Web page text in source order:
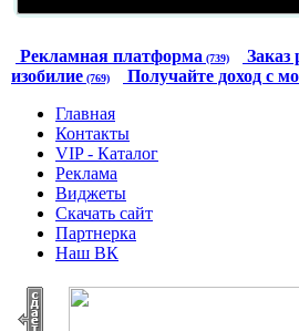
Рекламная платформа (739) Заказ
изобилие (769) Получайте доход с
Главная
Контакты
VIP - Каталог
Реклама
Виджеты
Скачать сайт
Партнерка
Наш ВК